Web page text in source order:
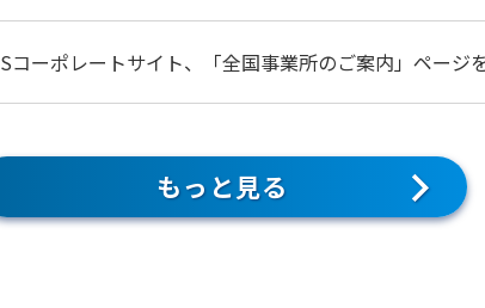
コーポレートサイト、「全国事業所のご案内」ページ
もっと見る